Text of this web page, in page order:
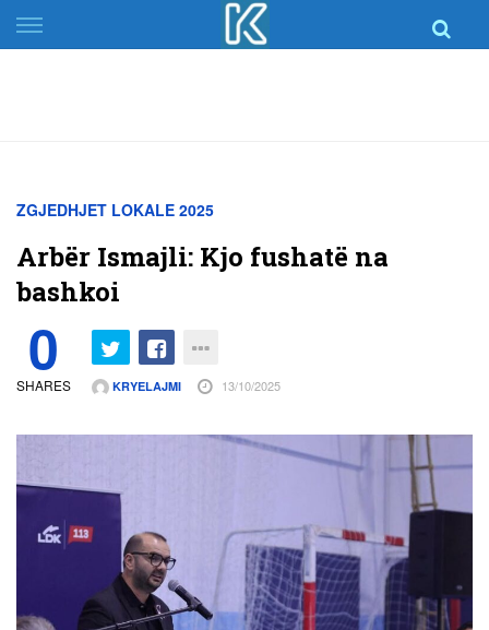
Skip
to
ZGJEDHJET LOKALE 2025
Arbër Ismajli: Kjo fushatë na
bashkoi
0
SHARES KRYELAJMI 13/10/2025